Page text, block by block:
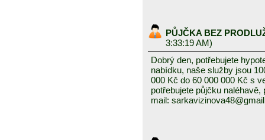
PŮJČKA BEZ
3:33:19 AM)
Dobrý den, potřebujete
nabídku, naše služby jsou
000 Kč do 60 000 000 Kč s
potřebujete půjčku
mail: